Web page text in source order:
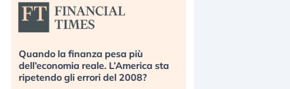
Quando la finanza pesa più
dell’economia reale. L’America sta
ripetendo gli errori del 2008?